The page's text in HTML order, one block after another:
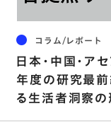
コラム/レポート
日本・中国・ア
年度の研究最前
る生活者洞察の